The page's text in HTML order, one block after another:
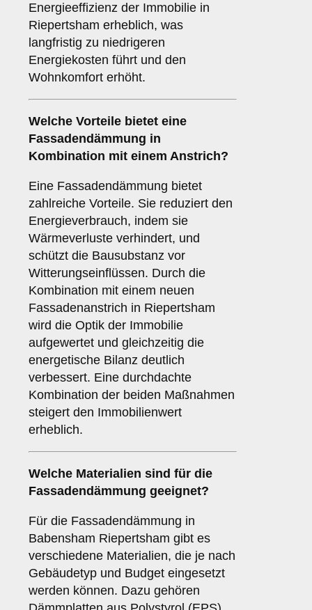
Energieeffizienz der Immobilie in
Riepertsham erheblich, was
langfristig zu niedrigeren
Energiekosten führt und den
Wohnkomfort erhöht.
Welche Vorteile bietet eine
Fassadendämmung in
Kombination mit einem Anstrich?
Eine Fassadendämmung bietet
zahlreiche Vorteile. Sie reduziert den
Energieverbrauch, indem sie
Wärmeverluste verhindert, und
schützt die Bausubstanz vor
Witterungseinflüssen. Durch die
Kombination mit einem neuen
Fassadenanstrich in Riepertsham
wird die Optik der Immobilie
aufgewertet und gleichzeitig die
energetische Bilanz deutlich
verbessert. Eine durchdachte
Kombination der beiden Maßnahmen
steigert den Immobilienwert
erheblich.
Welche Materialien sind für die
Fassadendämmung geeignet?
Für die Fassadendämmung in
Babensham Riepertsham gibt es
verschiedene Materialien, die je nach
Gebäudetyp und Budget eingesetzt
werden können. Dazu gehören